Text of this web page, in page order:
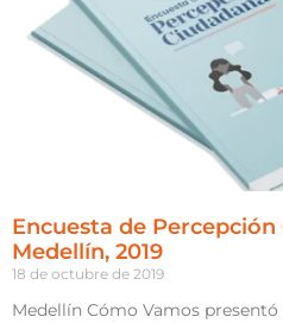
Encuesta de
Medellín, 2019
18 de octubre de 2019
Medellín Cómo Vamos